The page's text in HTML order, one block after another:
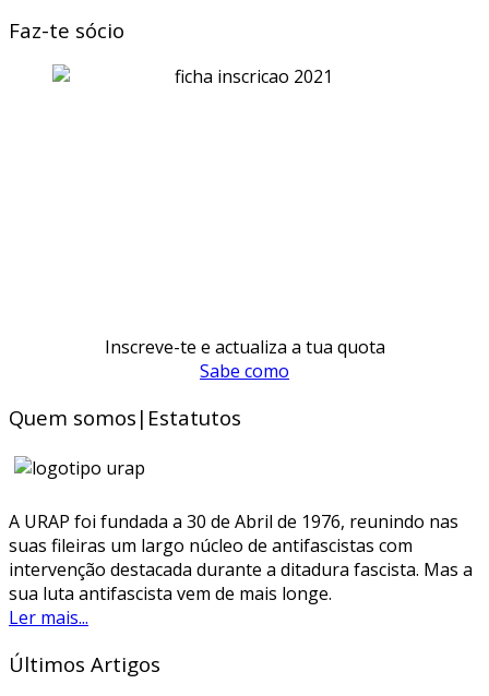
Faz-te sócio
Inscreve-te e actualiza a tua quota
Sabe como
Quem somos|Estatutos
A URAP foi fundada a 30 de Abril de 1976, reunindo nas
suas fileiras um largo núcleo de antifascistas com
intervenção destacada durante a ditadura fascista. Mas a
sua luta antifascista vem de mais longe.
Ler mais...
Últimos Artigos